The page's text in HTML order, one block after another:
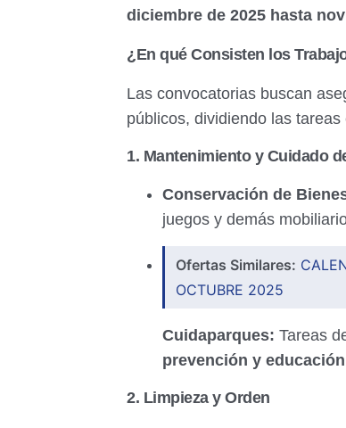
diciembre de 2025 hasta
¿En qué Consisten los
Las convocatorias buscan
públicos, dividiendo las
1. Mantenimiento y Cuidado
Conservación de
juegos y demás
Ofertas Similares:
OCTUBRE 2025
Cuidaparques: Tareas
prevención y educación
2. Limpieza y Orden